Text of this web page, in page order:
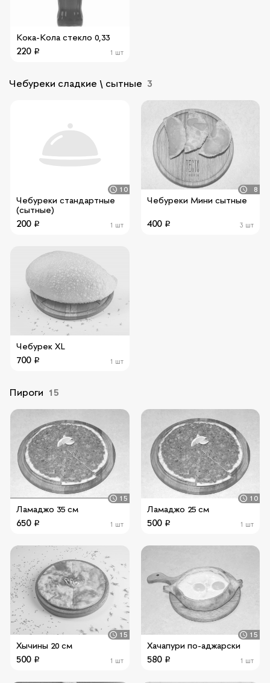
Кока-Кола стекло 0,33
220 1 шт
Чебуреки сладкие \ сытные 3
10
Чебуреки стандартные
(сытные)
200 1 шт
8
Чебуреки Мини сытные
400 3 шт
Чебурек XL
700 1 шт
Пироги 15
15
Ламаджо 35 см
650 1 шт
10
Ламаджо 25 см
500 1 шт
15
Хычины 20 см
500 1 шт
15
Хачапури по-аджарски
580 1 шт